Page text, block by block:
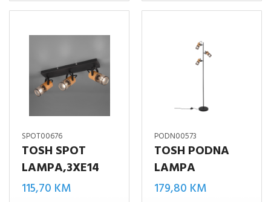
količina
količina
SPOT00676
TOSH SPOT
LAMPA,3XE14
115,70 KM
PODN00573
TOSH PODNA
LAMPA
179,80 KM